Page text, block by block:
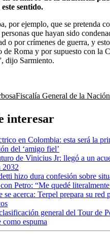
sentido.
por ejemplo, que se pretenda
que hayan sido
o por crímenes de guerra, y
de Roma y por supuesto con la
dijo Sarmiento.
Fiscalía General de la Nación
interesar
en Colombia: esta será la
del ‘amigo fiel’
de Vinicius Jr: llegó a un
2032
hizo dura confesión sobre
Petro: “Me quedé
se acerca: Terpel prepara su red
general del Tour de
como espuma